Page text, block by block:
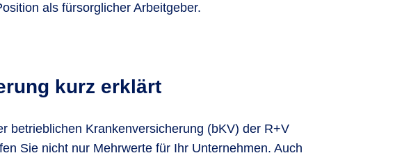
als fürsorglicher Arbeitgeber.
kurz erklärt
betrieblichen Krankenversicherung (bKV) der R+V
Sie nicht nur Mehrwerte für Ihr Unternehmen. Auch